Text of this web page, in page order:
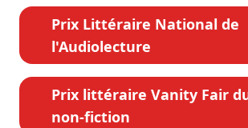
Prix Littéraire National de
l'Audiolecture
Prix littéraire Vanity Fair
non-fiction